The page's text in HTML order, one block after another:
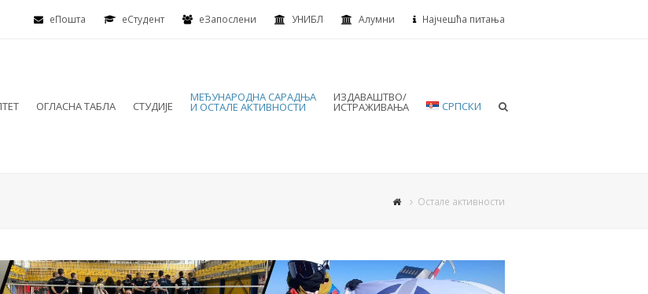
еПошта eСтудент еЗапослени УНИБЛ Алумни Најчешћа питања
ОГЛАСНА ТАБЛА СТУДИЈЕ
МЕЂУНАРОДНА САРАДЊА
И ОСТАЛЕ АКТИВНОСТИ
ИЗДАВАШТВО/
ИСТРАЖИВАЊА СРПСКИ
Остале активности